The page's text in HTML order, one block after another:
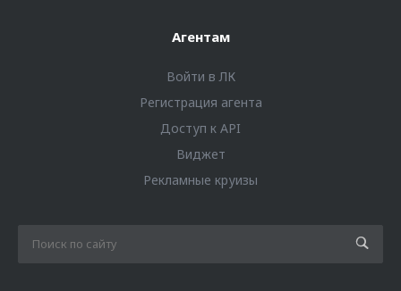
Агентам
Войти в ЛК
Регистрация агента
Доступ к API
Виджет
Рекламные круизы